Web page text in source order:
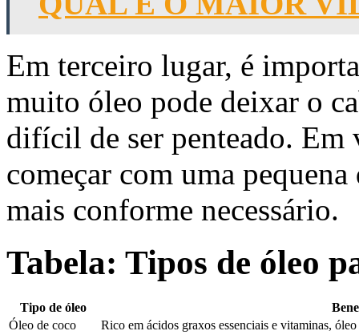
Em terceiro lugar, é
muito óleo pode deixar o
difícil de ser penteado. Em
começar com uma
mais conforme necessário.
Tabela: Tipos de óleo
Tipo de óleo
Óleo de coco
Rico em ácidos graxos essenciais e vitaminas,